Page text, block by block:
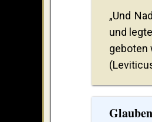
„Und
und
geboten